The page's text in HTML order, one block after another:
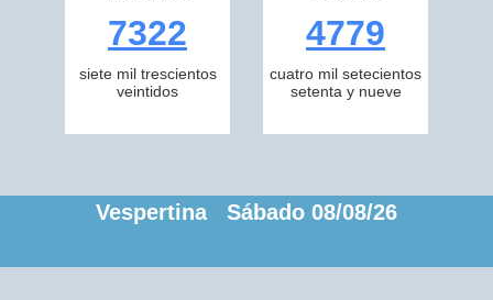
7322
siete mil trescientos
veintidos
4779
cuatro mil setecientos
setenta y nueve
Vespertina Sábado 08/08/26